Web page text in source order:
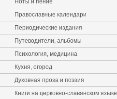
Ноты и пение
Православные календари
Периодические издания
Путеводители, альбомы
Психология, медицина
Кухня, огород
Духовная проза и поэзия
Книги на церковно-славянском языке